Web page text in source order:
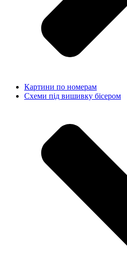
Картини по номерам
Схеми під вишивку бісером